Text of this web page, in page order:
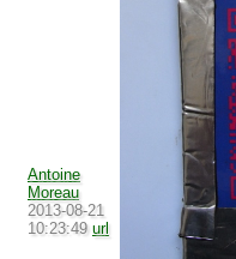
Antoine
Moreau
2013-08-21
10:23:49 url